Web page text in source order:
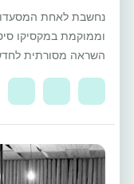
נחשבת לאחת
וממוקמת במקסיקו
השראה מסורתית